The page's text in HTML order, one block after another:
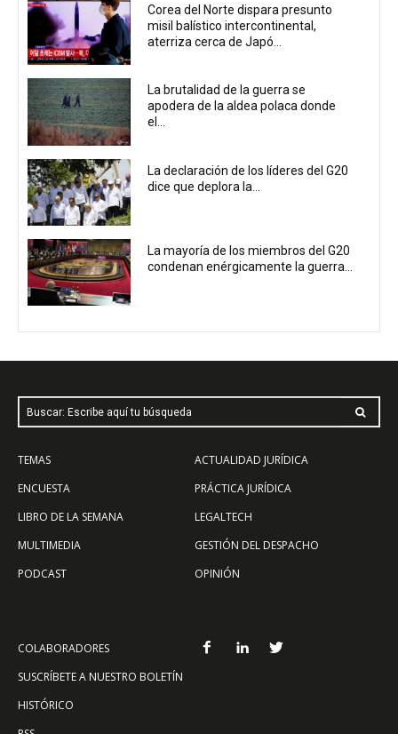
Corea del Norte dispara presunto
misil balístico intercontinental,
aterriza cerca de Japó...
La brutalidad de la guerra se
apodera de la aldea polaca donde
el...
La declaración de los líderes del G20
dice que deplora la...
La mayoría de los miembros del G20
condenan enérgicamente la guerra...
Buscar: Escribe aquí tu búsqueda
TEMAS
ENCUESTA
LIBRO DE LA SEMANA
MULTIMEDIA
PODCAST
ACTUALIDAD JURÍDICA
PRÁCTICA JURÍDICA
LEGALTECH
GESTIÓN DEL DESPACHO
OPINIÓN
COLABORADORES
SUSCRÍBETE A NUESTRO BOLETÍN
HISTÓRICO